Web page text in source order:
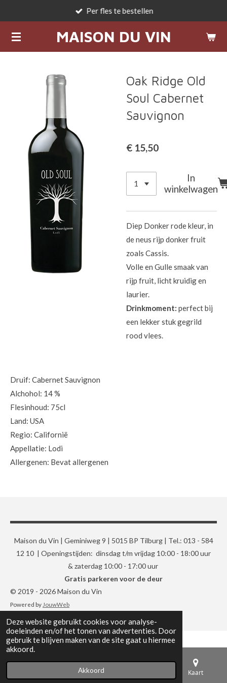
Deze website gebruikt cookies voor analyse-
doeleinden en/of het tonen van advertenties. Door
gebruik te blijven maken van de site gaat u hiermee
akkoord.
Akkoord
naar
de
MAISON DU VIN
Per fles te bestellen
Oak Ridge Old
Soul Cabernet
Sauvignon
€ 15,50
In
winkelwagen
Diep Donker rode kleur, in
de neus rijp donker fruit
zoals Cassis.
Volle en Gulle smaak van
rijp fruit, licht kruidig en
laurier.
Drinkmoment: perfect bij
een lekker stuk gegrild
rood vlees.
Druif: Cabernet Sauvignon
Alchohol: 14 %
Flesinhoud: 75cl
Land: USA
Regio: Californië
Appellatie: Lodi
Allergenen: Bevat allergenen
Maison du Vin | Geminiweg 9 | 5015 BP Tilburg | Tel.: 013 - 584
12 10 | Openingstijden: dinsdag t/m vrijdag 10:00 - 18:00 uur
& zaterdag 10:00 - 17:00 uur
Gratis parkeren voor de deur
© 2019 - 2026 Maison du Vin
Powered by JouwWeb
Telefoonnummer Kaart